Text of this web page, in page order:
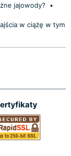
jajowody?
•
w ciążę w tym